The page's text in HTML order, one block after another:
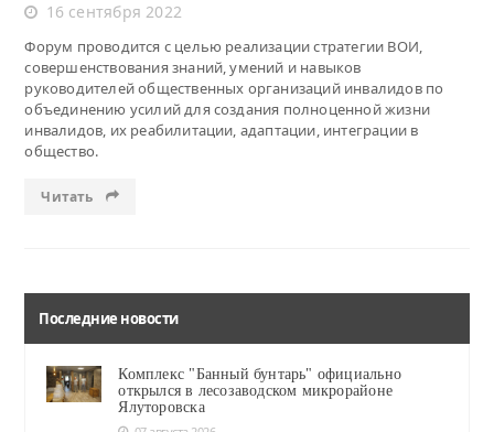
16 сентября 2022
Форум проводится с целью реализации стратегии ВОИ,
совершенствования знаний, умений и навыков
руководителей общественных организаций инвалидов по
объединению усилий для создания полноценной жизни
инвалидов, их реабилитации, адаптации, интеграции в
общество.
Читать
Последние новости
Комплекс "Банный бунтарь" официально
открылся в лесозаводском микрорайоне
Ялуторовска